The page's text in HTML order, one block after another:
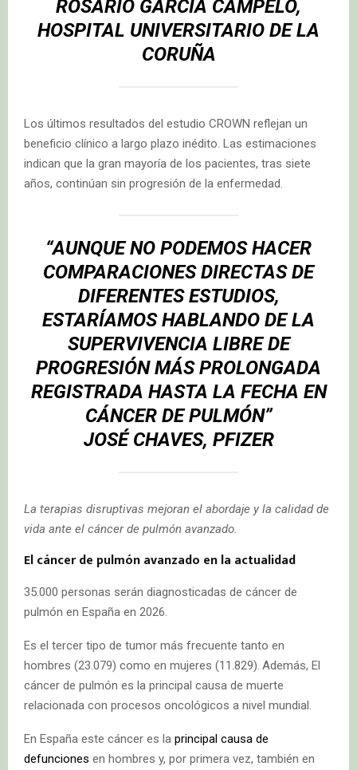
ROSARIO GARCÍA CAMPELO,
HOSPITAL UNIVERSITARIO DE LA
CORUÑA
Los últimos resultados del estudio CROWN reflejan un
beneficio clínico a largo plazo inédito. Las estimaciones
indican que la gran mayoría de los pacientes, tras siete
años, continúan sin progresión de la enfermedad.
“AUNQUE NO PODEMOS HACER
COMPARACIONES DIRECTAS DE
DIFERENTES ESTUDIOS,
ESTARÍAMOS HABLANDO DE LA
SUPERVIVENCIA LIBRE DE
PROGRESIÓN MÁS PROLONGADA
REGISTRADA HASTA LA FECHA EN
CÁNCER DE PULMÓN”
JOSÉ CHAVES, PFIZER
La terapias disruptivas mejoran el abordaje y la calidad de
vida ante el cáncer de pulmón avanzado.
El cáncer de pulmón avanzado en la actualidad
35.000 personas serán diagnosticadas de cáncer de
pulmón en España en 2026.
Es el tercer tipo de tumor más frecuente tanto en
hombres (23.079) como en mujeres (11.829). Además, El
cáncer de pulmón es la principal causa de muerte
relacionada con procesos oncológicos a nivel mundial.
En España este cáncer es la principal causa de
defunciones en hombres y, por primera vez, también en